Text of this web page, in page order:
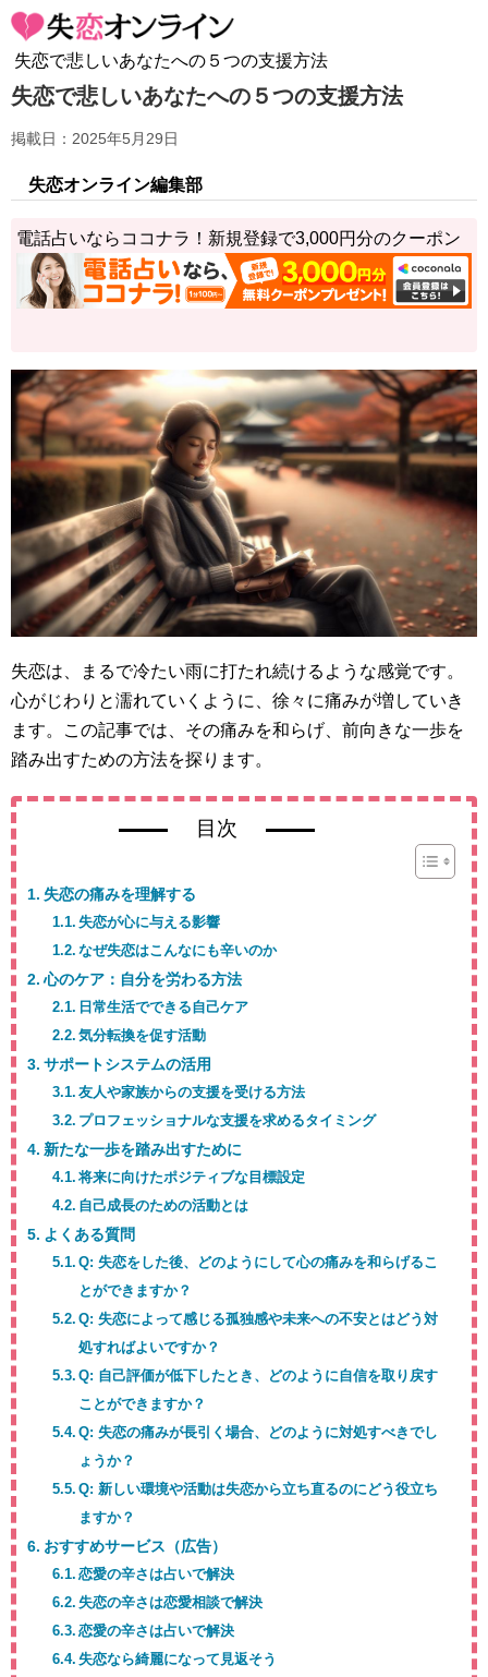
失恋で悲しいあなたへの５つの支援方法
失恋で悲しいあなたへの５つの支援方法
掲載日：2025年5月29日
失恋オンライン編集部
電話占いならココナラ！新規登録で3,000円分のクーポン
失恋は、まるで冷たい雨に打たれ続けるような感覚です。
心がじわりと濡れていくように、徐々に痛みが増していき
ます。この記事では、その痛みを和らげ、前向きな一歩を
踏み出すための方法を探ります。
目次
失恋の痛みを理解する
失恋が心に与える影響
なぜ失恋はこんなにも辛いのか
心のケア：自分を労わる方法
日常生活でできる自己ケア
気分転換を促す活動
サポートシステムの活用
友人や家族からの支援を受ける方法
プロフェッショナルな支援を求めるタイミング
新たな一歩を踏み出すために
将来に向けたポジティブな目標設定
自己成長のための活動とは
よくある質問
Q: 失恋をした後、どのようにして心の痛みを和らげるこ
とができますか？
Q: 失恋によって感じる孤独感や未来への不安とはどう対
処すればよいですか？
Q: 自己評価が低下したとき、どのように自信を取り戻す
ことができますか？
Q: 失恋の痛みが長引く場合、どのように対処すべきでし
ょうか？
Q: 新しい環境や活動は失恋から立ち直るのにどう役立ち
ますか？
おすすめサービス（広告）
恋愛の辛さは占いで解決
失恋の辛さは恋愛相談で解決
恋愛の辛さは占いで解決
失恋なら綺麗になって見返そう